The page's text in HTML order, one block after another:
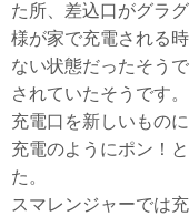
た所、差込口がグラ
様が家で充電される
ない状態だったそう
されていたそうです。
充電口を新しいもの
充電のようにポン！
た。
スマレンジャーでは